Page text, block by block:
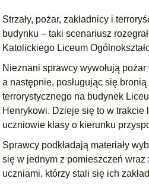
Strzały, pożar, zakładnicy i
budynku – taki scenariusz
Katolickiego Liceum
Nieznani sprawcy wywołują
a następnie, posługując się
terrorystycznego na budynek
Henrykowi. Dzieje się to w trakcie
uczniowie klasy o kierunku
Sprawcy podkładają materiały
się w jednym z pomieszczeń wraz
uczniami, którzy stali się ich